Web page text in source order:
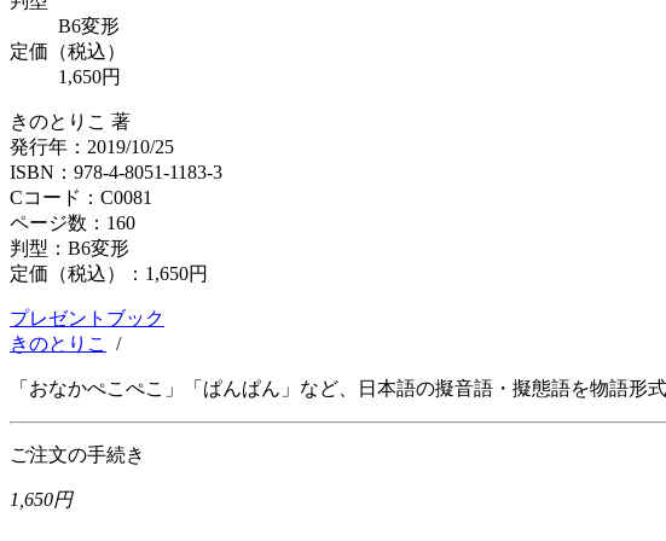
B6変形
定価（税込）
1,650円
きのとりこ 著
発行年：2019/10/25
ISBN：978-4-8051-1183-3
Cコード：C0081
ページ数：160
判型：B6変形
定価（税込）： 1,650円
プレゼントブック
きのとりこ
/
「おなかぺこぺこ」「ぱんぱん」など、日本語の擬音語・擬態語を物語形
ご注文の手続き
1,650円